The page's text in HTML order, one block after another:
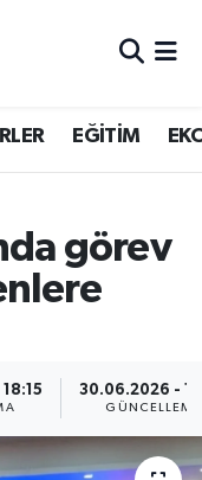
EĞİTİM
görev
30.06.2026 -
GÜNCELLEME